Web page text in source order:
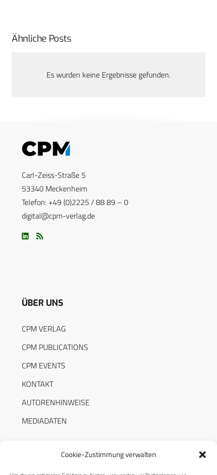
Cookie-Zustimmung verwalten
Ähnliche Posts
Es wurden keine Ergebnisse gefunden.
Carl-Zeiss-Straße 5
53340 Meckenheim
Telefon: +49 (0)2225 / 88 89 – 0
digital@cpm-verlag.de
ÜBER UNS
CPM VERLAG
CPM PUBLICATIONS
CPM EVENTS
KONTAKT
AUTORENHINWEISE
MEDIADATEN